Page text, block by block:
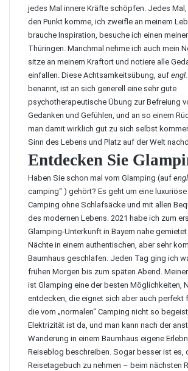
jedes Mal innere Kräfte schöpfen. Jedes Mal,
den Punkt komme, ich zweifle an meinem
brauche Inspiration, besuche ich einen
Thüringen. Manchmal nehme ich auch mein
sitze an meinem Kraftort und notiere alle
einfallen. Diese Achtsamkeitsübung, auf engl.
benannt, ist an sich generell eine sehr gute
psychotherapeutische Übung zur Befreiung
Gedanken und Gefühlen, und an so einem
man damit wirklich gut zu sich selbst
Sinn des Lebens und Platz auf der Welt
Entdecken Sie
Haben Sie schon mal vom Glamping (auf
camping“ ) gehört? Es geht um eine
Camping ohne Schlafsäcke und mit allen
des modernen Lebens. 2021 habe ich zum
Glamping-Unterkunft in Bayern nahe
Nächte in einem authentischen, aber sehr
Baumhaus geschlafen. Jeden Tag ging ich
frühen Morgen bis zum späten Abend.
ist Glamping eine der besten Möglichkeiten,
entdecken, die eignet sich aber auch perfekt
die vom „normalen“ Camping nicht so
Elektrizität ist da, und man kann nach der
Wanderung in einem Baumhaus eigene
Reiseblog beschreiben. Sogar besser ist es,
Reisetagebuch zu nehmen – beim nächsten